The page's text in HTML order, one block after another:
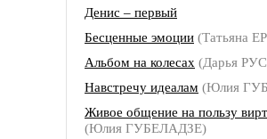
Денис – первый
Бесценные эмоции (Татьяна
Альбом на колесах (Дарья
Навстречу идеалам (Юлия
Живое общение на пользу
(Юлия ГУБЕЛАДЗЕ)